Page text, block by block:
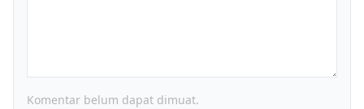
Komentar belum dapat dimuat.